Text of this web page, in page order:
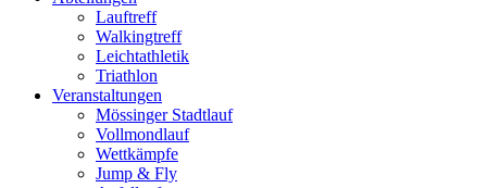
Lauftreff
Walkingtreff
Leichtathletik
Triathlon
Veranstaltungen
Mössinger Stadtlauf
Vollmondlauf
Wettkämpfe
Jump & Fly